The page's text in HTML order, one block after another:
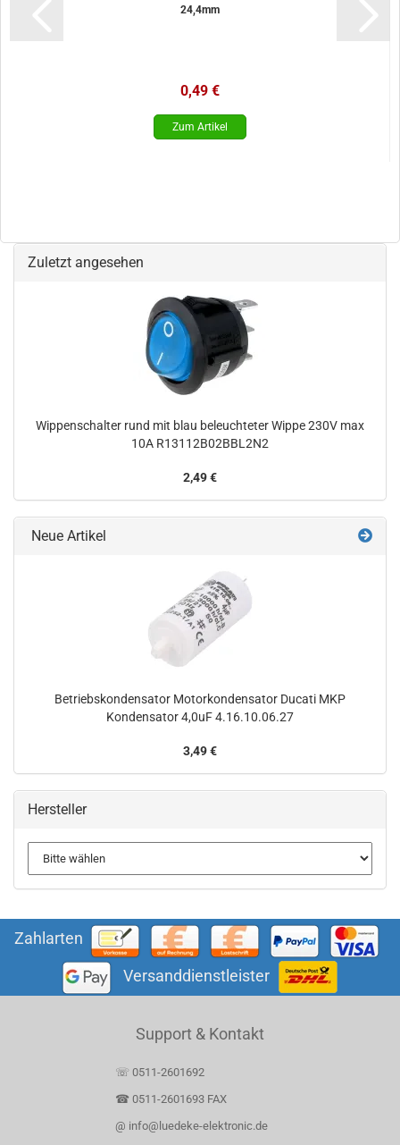
24,4mm
0,49 €
Zuletzt angesehen
Wippenschalter rund mit blau beleuchteter Wippe 230V max
10A R13112B02BBL2N2
2,49 €
Neue Artikel
Betriebskondensator Motorkondensator Ducati MKP
Kondensator 4,0uF 4.16.10.06.27
3,49 €
Hersteller
Zahlarten
Versanddienstleister
Support & Kontakt
☏ 0511-2601692
☎ 0511-2601693 FAX
@ info@luedeke-elektronic.de